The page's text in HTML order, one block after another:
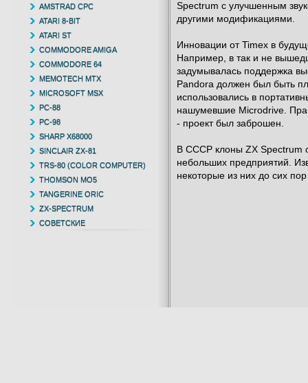
Spectrum с улучшенным
другими модификациями.
Инновации от Timex в
Например, в так и не
задумывалась поддержка
Pandora должен был быть
использовались в
нашумевшие Microdrive.
- проект был заброшен.
В СССР клоны ZX Spectrum
небольших предприятий.
некоторые из них до сих
AMSTRAD CPC
ATARI 8-BIT
ATARI ST
COMMODORE AMIGA
COMMODORE 64
MEMOTECH MTX
MICROSOFT MSX
PC-88
PC-98
SHARP X68000
SINCLAIR ZX-81
TRS-80 (COLOR COMPUTER)
THOMSON MO5
TANGERINE ORIC
ZX-SPECTRUM
СОВЕТСКИЕ